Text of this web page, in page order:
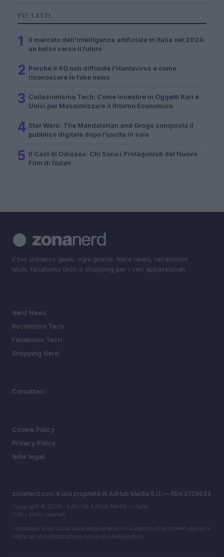
PIÙ LETTI
1
Il mercato dell’intelligenza artificiale in Italia nel 2024:
un balzo verso il futuro
2 Perché il 6G non diffonde l’Hantavirus e come
riconoscere le fake news
3 Collezionismo Tech: Come Investire in Oggetti Rari e
Unici per Massimizzare il Ritorno Economico
4 Star Wars: The Mandalorian and Grogu conquista il
pubblico digitale dopo l’uscita in sala
5 Il Cast di Odissea: Chi Sono i Protagonisti del Nuovo
Film di Nolan
Il tuo universo geek, ogni giorno. Nerd news, recensioni
tech, fanatismo tech e shopping per i veri appassionati.
Nerd News
Recensioni Tech
Fanatismo Tech
Shopping Nerd
Contattaci
Cookie Policy
Privacy Policy
Note legali
zonanerd.com è una proprietà di AdHub Media S.r.l. — REA 2729933
Copyright © 2026 · Edito da AdHub Media — Italia
Tutti i diritti riservati
I contenuti sono curati dalla redazione con il supporto di strumenti digitali e
realizzati in collaborazione con autori indipendenti.